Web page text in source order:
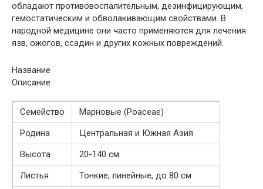
обладают противовоспалительным, дезинфицирующим,
гемостатическим и обволакивающим свойствами. В
народной медицине они часто применяются для лечения
язв, ожогов, ссадин и других кожных повреждений.
Название
Описание
Семейство
Марновые (Poaceae)
Родина
Центральная и Южная Азия
Высота
20-140 см
Листья
Тонкие, линейные, до 80 см